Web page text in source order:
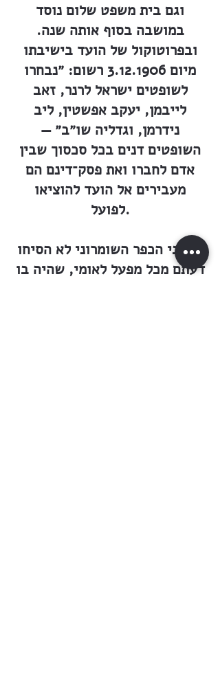
וגם בית משפט שלום נוסד
במושבה בסוף אותה שנה.
ובפרוטוקול של הועד בישיבתו
מיום 3.12.1906 רשום: ״נבחרו
לשופטים ישראל לרנר, זאב
לייבמן, יעקב אפשטין, ליב
נידרמן, וגדליה שו״ב״ —
השופטים דנים בכל סכסוך שבין
אדם לחברו ואת פסק־דינם הם
מעבירים אל הועד להוציאו
לפועל.
תושבי הכפר השומרוני לא הסיחו
דעתם מכל מפעל לאומי, שהיה בו